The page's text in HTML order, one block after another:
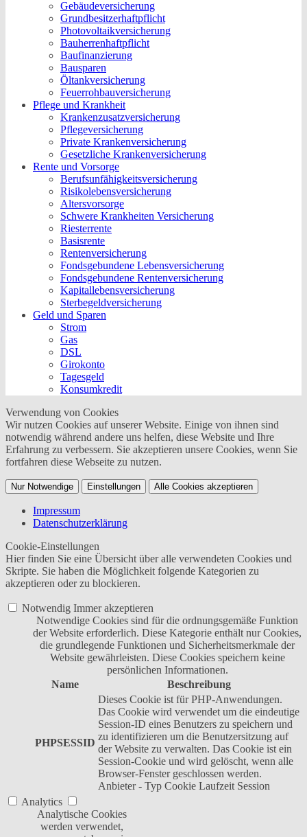
Gebäudeversicherung
Grundbesitzerhaftpflicht
Photovoltaikversicherung
Bauherrenhaftpflicht
Baufinanzierung
Bausparen
Öltankversicherung
Feuerrohbauversicherung
Pflege und Krankheit
Krankenzusatzversicherung
Pflegeversicherung
Private Krankenversicherung
Gesetzliche Krankenversicherung
Rente und Vorsorge
Berufs­unfähigkeitsversicherung
Risikolebensversicherung
Altersvorsorge
Schwere Krankheiten Versicherung
Riesterrente
Basisrente
Rentenversicherung
Fondsgebundene Lebensversicherung
Fondsgebundene Rentenversicherung
Kapitallebensversicherung
Sterbegeldversicherung
Geld und Sparen
Strom
Gas
DSL
Girokonto
Tagesgeld
Konsumkredit
Verwendung von Cookies
Wir nutzen Cookies auf unserer Website. Einige von ihnen sind
notwendig während andere uns helfen, diese Website und Ihre
Erfahrung zu verbessern. Sie akzeptieren unsere Cookies, wenn Sie
fortfahren diese Webseite zu nutzen.
Nur Notwendige Einstellungen Alle Cookies akzeptieren
Impressum
Datenschutzerklärung
Cookie-Einstellungen
Hier finden Sie eine Übersicht über alle verwendeten Cookies und
Skripte. Sie haben die Möglichkeit folgende Kategorien zu
akzeptieren oder zu blockieren.
Notwendig Immer akzeptieren
Notwendige Cookies sind für die ordnungsgemäße Funktion
der Website erforderlich. Diese Kategorie enthält nur Cookies,
die grundlegende Funktionen und Sicherheitsmerkmale der
Website gewährleisten. Diese Cookies speichern keine
persönlichen Informationen.
Name
Beschreibung
PHPSESSID
Dieses Cookie ist für PHP-Anwendungen.
Das Cookie wird verwendet um die eindeutige
Session-ID eines Benutzers zu speichern und
zu identifizieren um die Benutzersitzung auf
der Website zu verwalten. Das Cookie ist ein
Session-Cookie und wird gelöscht, wenn alle
Browser-Fenster geschlossen werden.
Anbieter - Typ Cookie Laufzeit Session
Analytics
Analytische Cookies
werden verwendet,